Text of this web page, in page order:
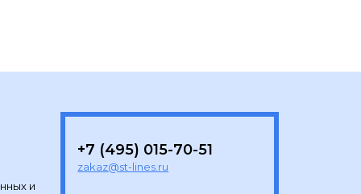
и
+7 (495) 015-70-51
zakaz@st-lines.ru